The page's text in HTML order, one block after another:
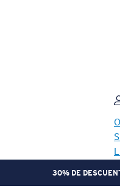
30% DE